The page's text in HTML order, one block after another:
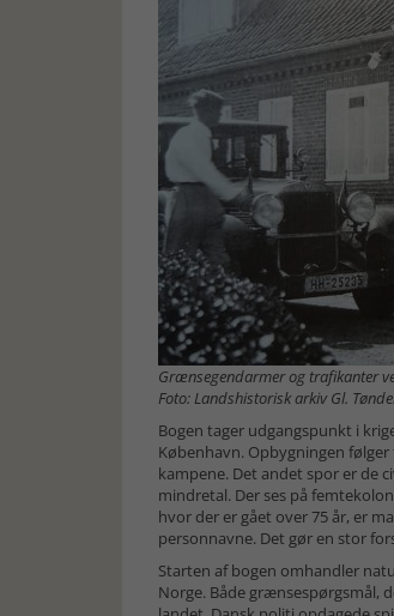
Grænsegendarmer og trafikanter
Foto: Landshistorisk arkiv Gl.
Bogen tager udgangspunkt i
København. Opbygningen
kampene. Det andet spor er de
mindretal. Der ses på
hvor der er gået over 75 år, er
personnavne. Det gør en stor
Starten af bogen omhandler
Norge. Både grænsespørgsmål,